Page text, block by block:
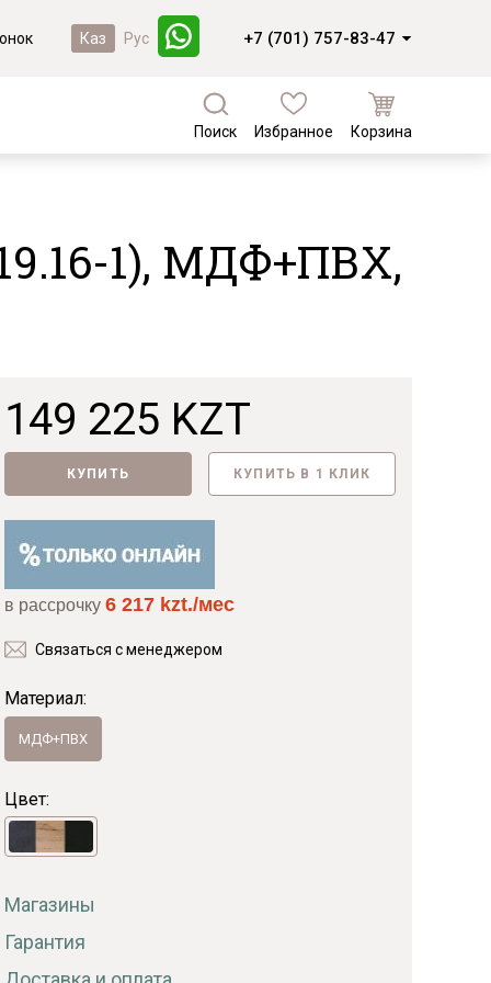
Каз Рус +7 (701) 757-83-47
Кухни из МДФ
Комплектующие для кухонь
Коллекции из массива сосны
Лотос
Байс
Поиск Избранное Корзина
1), МДФ+ПВХ,
149 225 KZT
КУПИТЬ КУПИТЬ В 1 КЛИК
в рассрочку 6 217 kzt./мес
Связаться с менеджером
Материал:
МДФ+ПВХ
Цвет:
Магазины
Гарантия